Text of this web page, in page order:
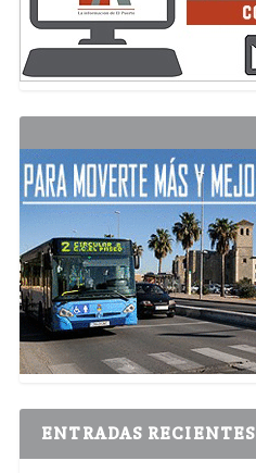
ENTRADAS RECIENTES